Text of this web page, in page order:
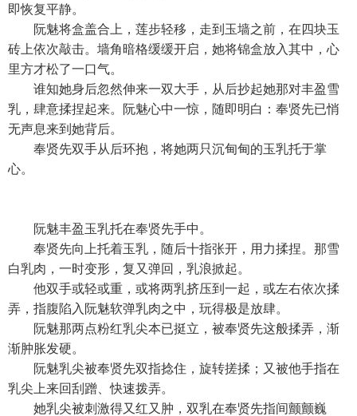
即恢复平静。
阮魅将盒盖合上，莲步轻移，走到玉墙之前，在四块玉
砖上依次敲击。墙角暗格缓缓开启，她将锦盒放入其中，心
里方才松了一口气。
谁知她身后忽然伸来一双大手，从后抄起她那对丰盈雪
乳，肆意揉捏起来。阮魅心中一惊，随即明白：奉贤先已悄
无声息来到她背后。
奉贤先双手从后环抱，将她两只沉甸甸的玉乳托于掌
心。
阮魅丰盈玉乳托在奉贤先手中。
奉贤先向上托着玉乳，随后十指张开，用力揉捏。那雪
白乳肉，一时变形，复又弹回，乳浪掀起。
他双手或轻或重，或将两乳挤压到一起，或左右依次揉
弄，指腹陷入阮魅软弹乳肉之中，玩得极是放肆。
阮魅那两点粉红乳尖本已挺立，被奉贤先这般揉弄，渐
渐肿胀发硬。
阮魅乳尖被奉贤先双指捻住，旋转搓揉；又被他手指在
乳尖上来回刮蹭、快速拨弄。
她乳尖被刺激得又红又肿，双乳在奉贤先指间颤颤巍